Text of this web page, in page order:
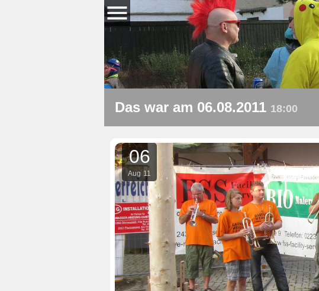
Das war am 06.08.2011 18:00
06
Aug 11